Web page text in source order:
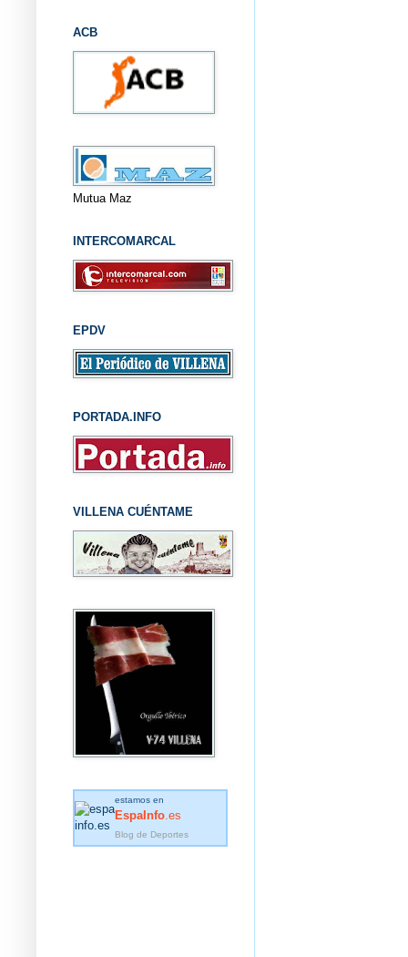
ACB
Mutua Maz
INTERCOMARCAL
EPDV
PORTADA.INFO
VILLENA CUÉNTAME
estamos en
EspaInfo .es
Blog de Deportes